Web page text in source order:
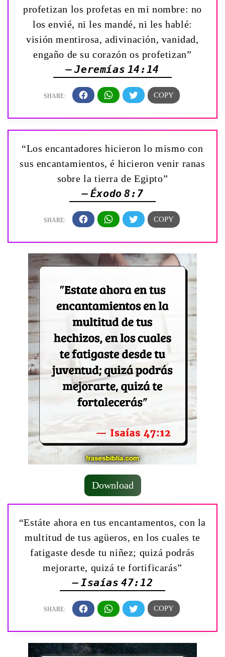
profetizan los profetas en mi nombre: no
los envié, ni les mandé, ni les hablé:
visión mentirosa, adivinación, vanidad,
engaño de su corazón os profetizan”
— Jeremías 14:14
“Los encantadores hicieron lo mismo con
sus encantamientos, é hicieron venir ranas
sobre la tierra de Egipto”
— Éxodo 8:7
Download
“Estáte ahora en tus encantamentos, con la
multitud de tus agüeros, en los cuales te
fatigaste desde tu niñez; quizá podrás
mejorarte, quizá te fortificarás”
— Isaías 47:12